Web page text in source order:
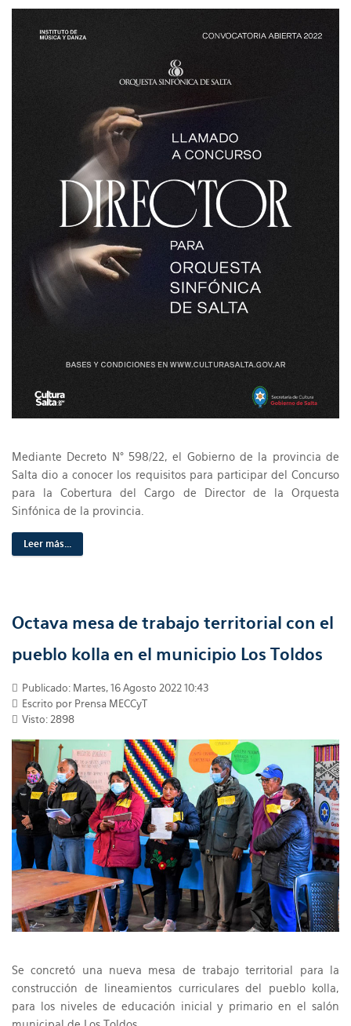
Mediante Decreto N° 598/22, el Gobierno de la provincia de
Salta dio a conocer los requisitos para participar del Concurso
para la Cobertura del Cargo de Director de la Orquesta
Sinfónica de la provincia.
Leer más...
Octava mesa de trabajo territorial con el
pueblo kolla en el municipio Los Toldos
Publicado: Martes, 16 Agosto 2022 10:43
Escrito por Prensa MECCyT
Visto: 2898
Se concretó una nueva mesa de trabajo territorial para la
construcción de lineamientos curriculares del pueblo kolla,
para los niveles de educación inicial y primario en el salón